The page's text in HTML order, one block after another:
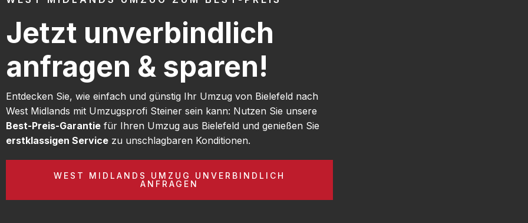
Jetzt unverbindlich
anfragen & sparen!
Entdecken Sie, wie einfach und günstig Ihr Umzug von Bielefeld nach
West Midlands mit Umzugsprofi Steiner sein kann: Nutzen Sie unsere
Best-Preis-Garantie für Ihren Umzug aus Bielefeld und genießen Sie
erstklassigen Service zu unschlagbaren Konditionen.
WEST MIDLANDS UMZUG UNVERBINDLICH
ANFRAGEN